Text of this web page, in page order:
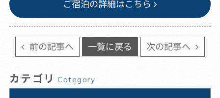
ご宿泊の詳細はこちら
前の記事へ 一覧に戻る 次の記事へ
カテゴリ Category